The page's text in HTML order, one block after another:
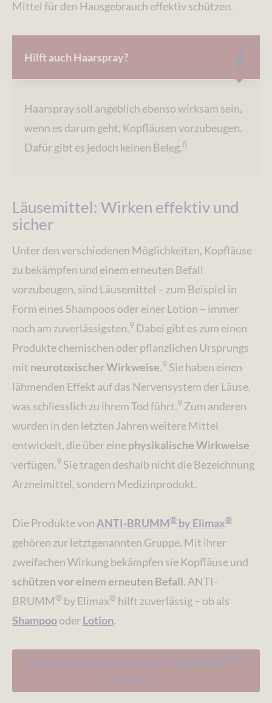
Mittel für den Hausgebrauch effektiv schützen.
Hilft auch Haarspray?
Haarspray soll angeblich ebenso wirksam sein,
wenn es darum geht, Kopfläusen vorzubeugen.
Dafür gibt es jedoch keinen Beleg.8
Läusemittel: Wirken effektiv und
sicher
Unter den verschiedenen Möglichkeiten, Kopfläuse
zu bekämpfen und einem erneuten Befall
vorzubeugen, sind Läusemittel – zum Beispiel in
Form eines Shampoos oder einer Lotion – immer
noch am zuverlässigsten.9 Dabei gibt es zum einen
Produkte chemischen oder pflanzlichen Ursprungs
mit neurotoxischer Wirkweise.9 Sie haben einen
lähmenden Effekt auf das Nervensystem der Läuse,
was schliesslich zu ihrem Tod führt.9 Zum anderen
wurden in den letzten Jahren weitere Mittel
entwickelt, die über einephysikalische Wirkweise
verfügen.9 Sie tragen deshalb nicht die Bezeichnung
Arzneimittel, sondern Medizinprodukt.
Die Produkte vonANTI-BRUMM® by Elimax®
gehören zur letztgenannten Gruppe. Mit ihrer
zweifachen Wirkung bekämpfen sie Kopfläuse und
schützen vor einem erneuten Befall. ANTI-
BRUMM® by Elimax® hilft zuverlässig – ob als
ShampoooderLotion.
2in1 Anti-Laus-Power mit ANTI-BRUMM ® by
Elimax ® >>